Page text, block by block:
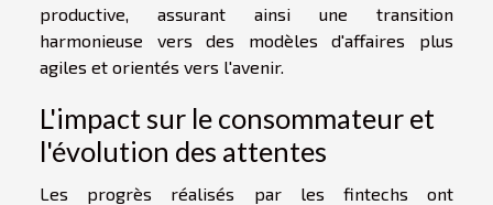
productive, assurant ainsi une transition
harmonieuse vers des modèles d'affaires plus
agiles et orientés vers l'avenir.
L'impact sur le consommateur et
l'évolution des attentes
Les progrès réalisés par les fintechs ont